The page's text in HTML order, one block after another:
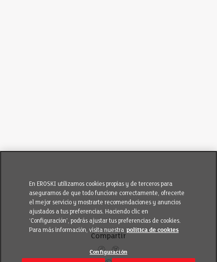
Compartir
En EROSKI utilizamos cookies propias y de terceros para
asegurarnos de que todo funcione correctamente, ofrecerte
el mejor servicio y mostrarte recomendaciones y anuncios
ajustados a tus preferencias. Haciendo clic en
‘Configuración’, podrás ajustar tus preferencias de cookies.
Para más información, visita nuestra política de cookies
Configuración